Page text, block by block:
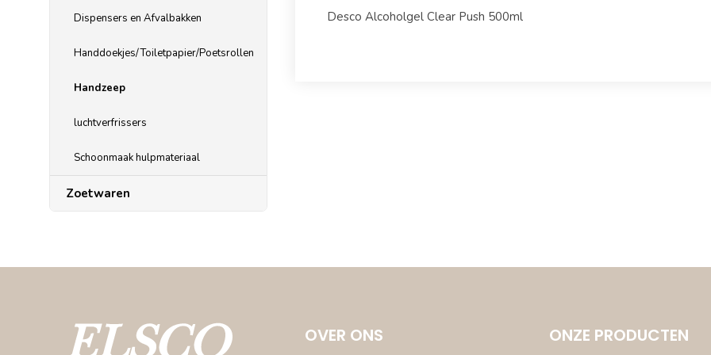
Desco Alcoholgel Clear Push 500ml
Dispensers en Afvalbakken
Handdoekjes/Toiletpapier/Poetsrollen
Handzeep
luchtverfrissers
Schoonmaak hulpmateriaal
Zoetwaren
OVER ONS ONZE PRODUCTEN